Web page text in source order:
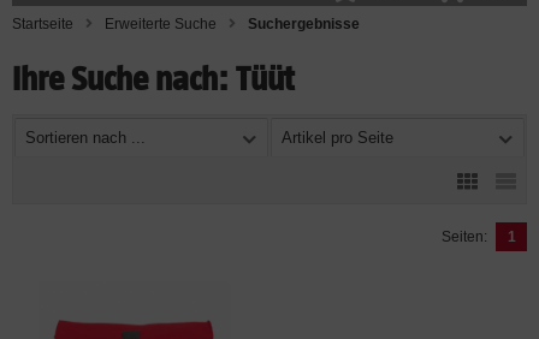
Startseite Erweiterte Suche Suchergebnisse
Ihre Suche nach: Tüüt
Sortieren nach ... Artikel pro Seite
Seiten: 1